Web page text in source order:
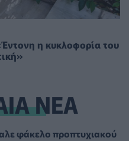
η κυκλοφορία του
ΝΕΑ
φάκελο προπτυχιακού